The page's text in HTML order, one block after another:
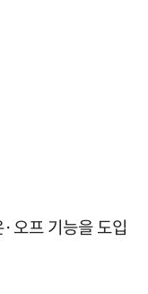
오프 기능을 도입